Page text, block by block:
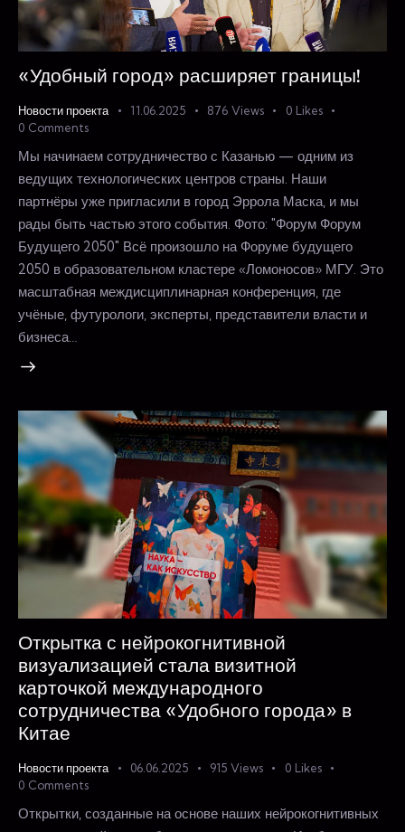
«Удобный город» расширяет границы!
Новости проекта 11.06.2025 876 Views 0 Likes
0 Comments
Мы начинаем сотрудничество с Казанью — одним из
ведущих технологических центров страны. Наши
партнёры уже пригласили в город Эррола Маска, и мы
рады быть частью этого события. Фото: "Форум Форум
Будущего 2050" Всё произошло на Форуме будущего
2050 в образовательном кластере «Ломоносов» МГУ. Это
масштабная междисциплинарная конференция, где
учёные, футурологи, эксперты, представители власти и
бизнеса…
Открытка с нейрокогнитивной
визуализацией стала визитной
карточкой международного
сотрудничества «Удобного города» в
Китае
Новости проекта 06.06.2025 915 Views 0 Likes
0 Comments
Открытки, созданные на основе наших нейрокогнитивных